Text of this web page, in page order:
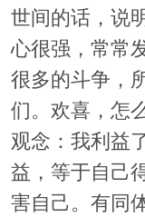
世间的话，说
心很强，常常
很多的斗争，
们。欢喜，怎
观念：我利益
益，等于自己
害自己。有同